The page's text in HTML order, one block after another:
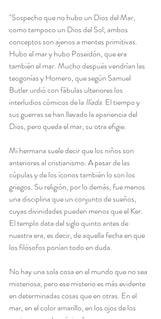
"Sospecho que no hubo un Dios del Mar,
como tampoco un Dios del Sol; ambos
conceptos son ajenos a mentes primitivas.
Hubo el mar y hubo Poseidón, que era
también el mar. Mucho después vendrían las
teogonías y Homero, que según Samuel
Butler urdió con fábulas ulteriores los
interludios cómicos de la Ilíada. El tiempo y
sus guerras se han llevado la apariencia del
Dios, pero queda el mar, su otra efigie.
Mi hermana suele decir que los niños son
anteriores al cristianismo. A pesar de las
cúpulas y de los íconos también lo son los
griegos. Su religión, por lo demás, fue menos
una disciplina que un conjunto de sueños,
cuyas divinidades pueden menos que el Ker.
El templo data del siglo quinto antes de
nuestra era, es decir, de aquella fecha en que
los filósofos ponían todo en duda.
No hay una sola cosa en el mundo que no sea
misteriosa, pero ese misterio es más evidente
en determinadas cosas que en otras. En el
mar, en el color amarillo, en los ojos de los